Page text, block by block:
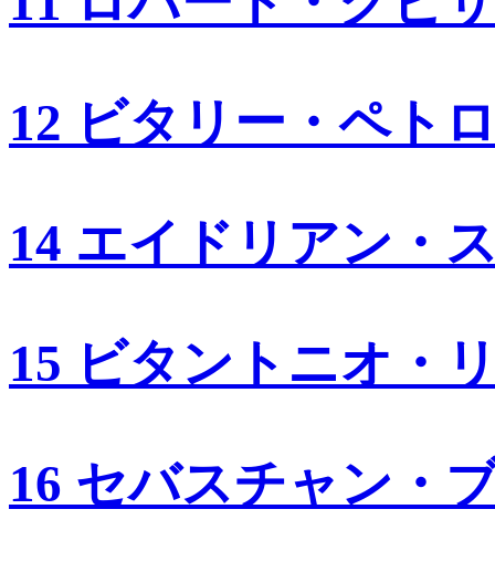
12 ビタリー・ペト
14 エイドリアン・
15 ビタントニオ・
16 セバスチャン・